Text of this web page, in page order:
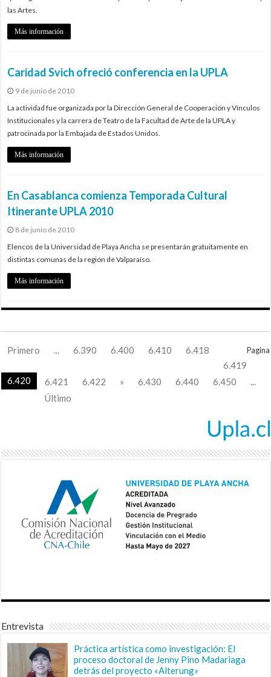
las Artes.
Más información
Caridad Svich ofreció conferencia en la UPLA
9 de junio de 2010
La actividad fue organizada por la Dirección General de Cooperación y Vínculos
Institucionales y la carrera de Teatro de la Facultad de Arte de la UPLA y
patrocinada por la Embajada de Estados Unidos.
Más información
En Casablanca comienza Temporada Cultural
Itinerante UPLA 2010
8 de junio de 2010
Elencos de la Universidad de Playa Ancha se presentarán gratuitamente en
distintas comunas de la región de Valparaíso.
Más información
Pagina
Primero 6.390 6.400 6.410
6.418
6.419
6.420
6.421 6.422 » 6.430 6.440 6.450
Último
Entrevista
Práctica artística como investigación: El
proceso doctoral de Jenny Pino Madariaga
detrás del proyecto «Alterung»